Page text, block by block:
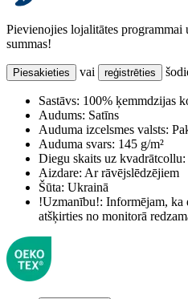
Pievienojies lojalitātes programmai
summas!
Piesakieties vai reģistrēties
Sastāvs: 100% ķemmdzijas
Audums: Satīns
Auduma izcelsmes valsts:
Auduma svars: 145 g/m²
Diegu skaits uz kvadrātcollu:
Aizdare: Ar rāvējslēdzējiem
Šūta: Ukrainā
!Uzmanību!: Informējam, ka
atšķirties no monitorā